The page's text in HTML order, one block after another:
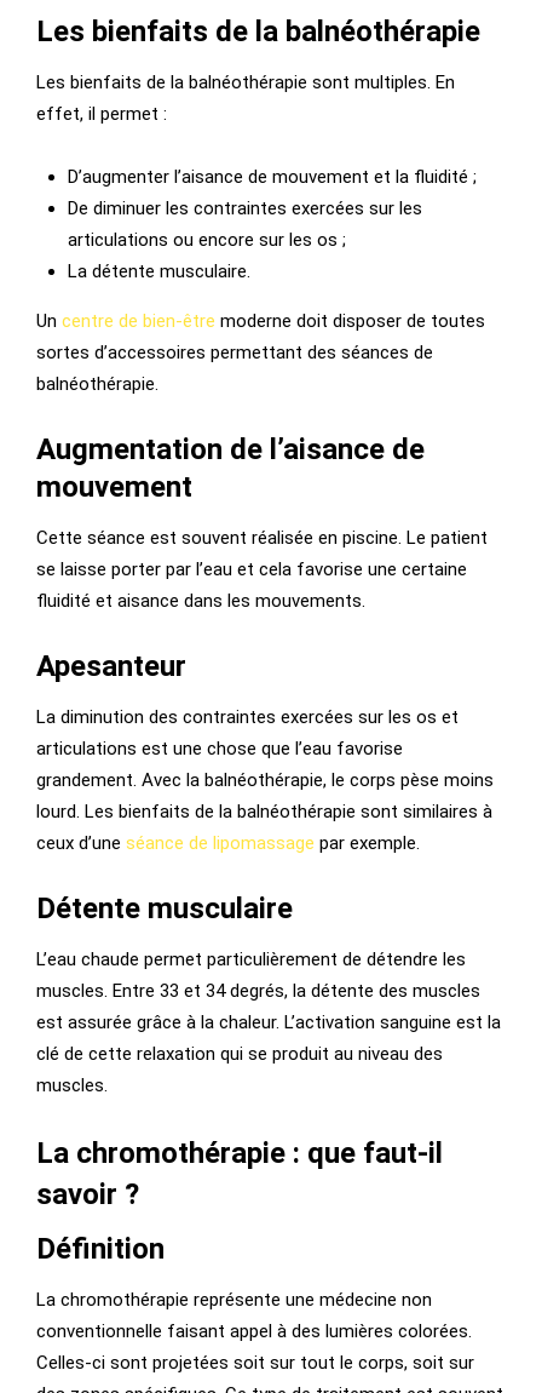
Les bienfaits de la balnéothérapie
Les bienfaits de la balnéothérapie sont multiples. En
effet, il permet :
D’augmenter l’aisance de mouvement et la fluidité ;
De diminuer les contraintes exercées sur les
articulations ou encore sur les os ;
La détente musculaire.
Un centre de bien-être moderne doit disposer de toutes
sortes d’accessoires permettant des séances de
balnéothérapie.
Augmentation de l’aisance de
mouvement
Cette séance est souvent réalisée en piscine. Le patient
se laisse porter par l’eau et cela favorise une certaine
fluidité et aisance dans les mouvements.
Apesanteur
La diminution des contraintes exercées sur les os et
articulations est une chose que l’eau favorise
grandement. Avec la balnéothérapie, le corps pèse moins
lourd. Les bienfaits de la balnéothérapie sont similaires à
ceux d’une séance de lipomassage par exemple.
Détente musculaire
L’eau chaude permet particulièrement de détendre les
muscles. Entre 33 et 34 degrés, la détente des muscles
est assurée grâce à la chaleur. L’activation sanguine est la
clé de cette relaxation qui se produit au niveau des
muscles.
La chromothérapie : que faut-il
savoir ?
Définition
La chromothérapie représente une médecine non
conventionnelle faisant appel à des lumières colorées.
Celles-ci sont projetées soit sur tout le corps, soit sur